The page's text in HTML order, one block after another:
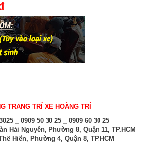
TRANG TRÍ XE HOÀNG TRÍ
_ 0909 50 30 25 _ 0909 60 30 25
Hải Nguyên, Phường 8, Quận 11, TP.HCM
Hiển, Phường 4, Quận 8, TP.HCM